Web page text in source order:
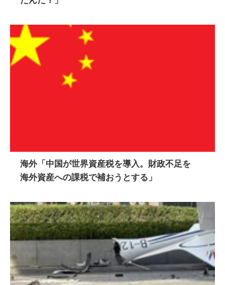
海外「中国が世界資産税を導入。財政不足を
海外資産への課税で補おうとする」